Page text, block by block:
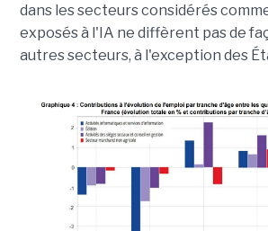
dans les secteurs considérés
exposés à l'IA ne diffèrent pas de
autres secteurs, à l'exception des